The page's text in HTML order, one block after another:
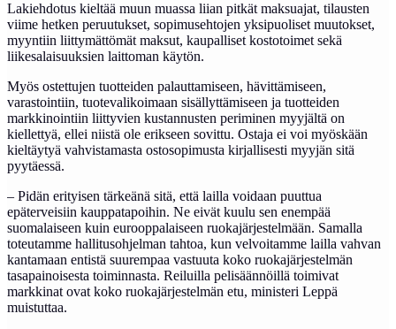
Lakiehdotus kieltää muun muassa liian pitkät maksuajat, tilausten
viime hetken peruutukset, sopimusehtojen yksipuoliset muutokset,
myyntiin liittymättömät maksut, kaupalliset kostotoimet sekä
liikesalaisuuksien laittoman käytön.
Myös ostettujen tuotteiden palauttamiseen, hävittämiseen,
varastointiin, tuotevalikoimaan sisällyttämiseen ja tuotteiden
markkinointiin liittyvien kustannusten periminen myyjältä on
kiellettyä, ellei niistä ole erikseen sovittu. Ostaja ei voi myöskään
kieltäytyä vahvistamasta ostosopimusta kirjallisesti myyjän sitä
pyytäessä.
– Pidän erityisen tärkeänä sitä, että lailla voidaan puuttua
epäterveisiin kauppatapoihin. Ne eivät kuulu sen enempää
suomalaiseen kuin eurooppalaiseen ruokajärjestelmään. Samalla
toteutamme hallitusohjelman tahtoa, kun velvoitamme lailla vahvan
kantamaan entistä suurempaa vastuuta koko ruokajärjestelmän
tasapainoisesta toiminnasta. Reiluilla pelisäännöillä toimivat
markkinat ovat koko ruokajärjestelmän etu, ministeri Leppä
muistuttaa.